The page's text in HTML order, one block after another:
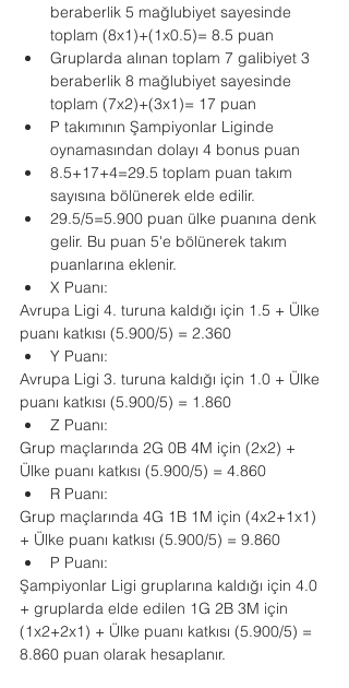
beraberlik 5 mağlubiyet sayesinde
toplam (8x1)+(1x0.5)= 8.5 puan
Gruplarda alınan toplam 7 galibiyet 3
beraberlik 8 mağlubiyet sayesinde
toplam (7x2)+(3x1)= 17 puan
P takımının Şampiyonlar Liginde
oynamasından dolayı 4 bonus puan
8.5+17+4=29.5 toplam puan takım
sayısına bölünerek elde edilir.
29.5/5=5.900 puan ülke puanına denk
gelir. Bu puan 5'e bölünerek takım
puanlarına eklenir.
X Puanı:
Avrupa Ligi 4. turuna kaldığı için 1.5 + Ülke
puanı katkısı (5.900/5) = 2.360
Y Puanı:
Avrupa Ligi 3. turuna kaldığı için 1.0 + Ülke
puanı katkısı (5.900/5) = 1.860
Z Puanı:
Grup maçlarında 2G 0B 4M için (2x2) +
Ülke puanı katkısı (5.900/5) = 4.860
R Puanı:
Grup maçlarında 4G 1B 1M için (4x2+1x1)
+ Ülke puanı katkısı (5.900/5) = 9.860
P Puanı:
Şampiyonlar Ligi gruplarına kaldığı için 4.0
+ gruplarda elde edilen 1G 2B 3M için
(1x2+2x1) + Ülke puanı katkısı (5.900/5) =
8.860 puan olarak hesaplanır.